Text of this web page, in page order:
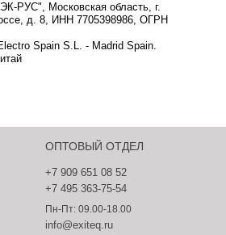
РУС", Московская область, г.
д. 8, ИНН 7705398986, ОГРН
Spain S.L. - Madrid Spain.
ОПТОВЫЙ ОТДЕЛ
+7 909 651 08 52
+7 495 363-75-54
Пн-Пт: 09.00-18.00
info@exiteq.ru